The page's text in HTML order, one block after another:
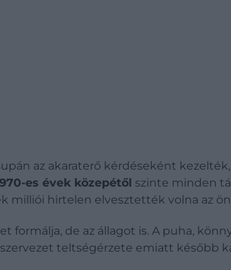
az akaraterő kérdéseként
es évek közepétől szinte minden
milliói hirtelen elvesztették volna az
formálja, de az állagot is. A puha,
teltségérzete emiatt később